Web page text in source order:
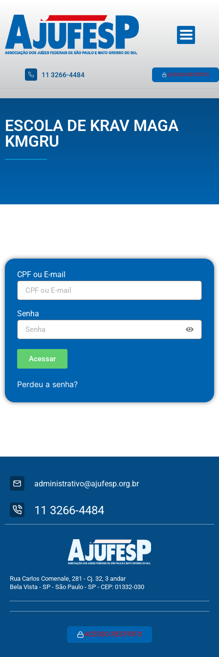
11 3266-4484 ACESSO RESTRITO
ESCOLA DE KRAV MAGA
KMGRU
CPF ou E-mail
Senha
Acessar
Perdeu a senha?
administrativo@ajufesp.org.br
11 3266-4484
Rua Carlos Comenale, 281 - Cj. 32, 3 andar
Bela Vista - SP - São Paulo - SP - CEP: 01332-030
ACESSO RESTRITO